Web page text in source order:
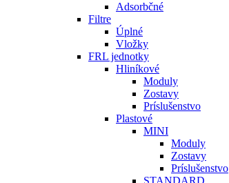
Adsorbčné
Filtre
Úplné
Vložky
FRL jednotky
Hliníkové
Moduly
Zostavy
Príslušenstvo
Plastové
MINI
Moduly
Zostavy
Príslušenstvo
STANDARD